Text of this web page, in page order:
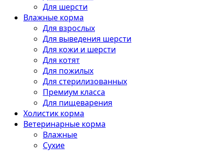
Для шерсти
Влажные корма
Для взрослых
Для выведения шерсти
Для кожи и шерсти
Для котят
Для пожилых
Для стерилизованных
Премиум класса
Для пищеварения
Холистик корма
Ветеринарные корма
Влажные
Сухие